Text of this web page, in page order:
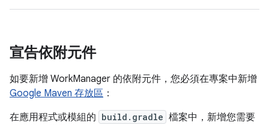
宣告依附元件
如要新增 WorkManager 的依附元件，您必須在專案中新增
Google Maven 存放區 ：
在應用程式或模組的 build.gradle 檔案中，新增您需要